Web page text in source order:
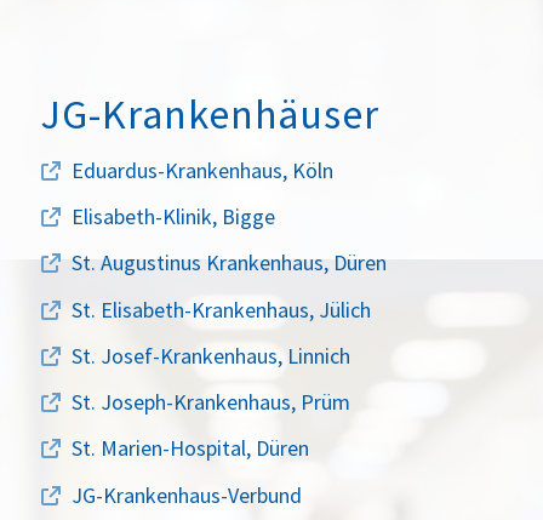
JG-Krankenhäuser
Eduardus-Krankenhaus, Köln
Elisabeth-Klinik, Bigge
St. Augustinus Krankenhaus, Düren
St. Elisabeth-Krankenhaus, Jülich
St. Josef-Krankenhaus, Linnich
St. Joseph-Krankenhaus, Prüm
St. Marien-Hospital, Düren
JG-Krankenhaus-Verbund